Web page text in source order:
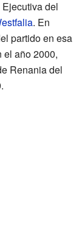
del
. En
partido en esa
el año 2000,
Renania del